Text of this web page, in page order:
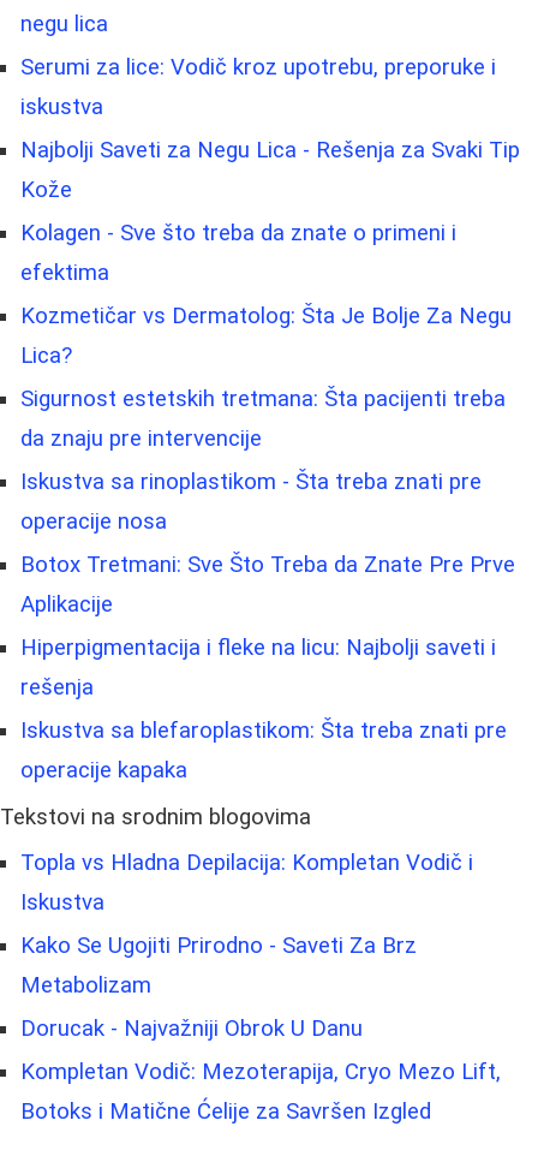
negu lica
Serumi za lice: Vodič kroz upotrebu, preporuke i
iskustva
Najbolji Saveti za Negu Lica - Rešenja za Svaki Tip
Kože
Kolagen - Sve što treba da znate o primeni i
efektima
Kozmetičar vs Dermatolog: Šta Je Bolje Za Negu
Lica?
Sigurnost estetskih tretmana: Šta pacijenti treba
da znaju pre intervencije
Iskustva sa rinoplastikom - Šta treba znati pre
operacije nosa
Botox Tretmani: Sve Što Treba da Znate Pre Prve
Aplikacije
Hiperpigmentacija i fleke na licu: Najbolji saveti i
rešenja
Iskustva sa blefaroplastikom: Šta treba znati pre
operacije kapaka
Tekstovi na srodnim blogovima
Topla vs Hladna Depilacija: Kompletan Vodič i
Iskustva
Kako Se Ugojiti Prirodno - Saveti Za Brz
Metabolizam
Dorucak - Najvažniji Obrok U Danu
Kompletan Vodič: Mezoterapija, Cryo Mezo Lift,
Botoks i Matične Ćelije za Savršen Izgled